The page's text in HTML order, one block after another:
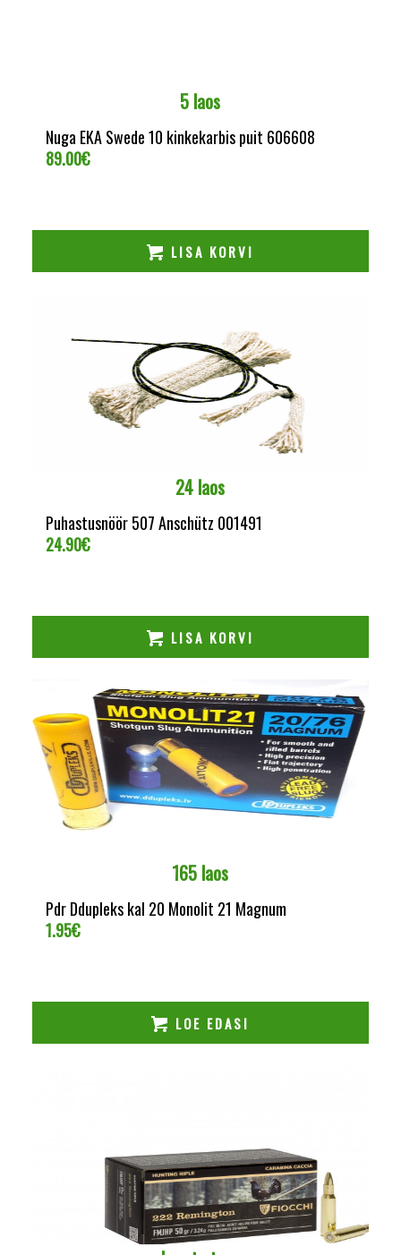
5 laos
Nuga EKA Swede 10 kinkekarbis puit 606608
89.00€
LISA KORVI
24 laos
Puhastusnöör 507 Anschütz 001491
24.90€
LISA KORVI
165 laos
Pdr Ddupleks kal 20 Monolit 21 Magnum
1.95€
LOE EDASI